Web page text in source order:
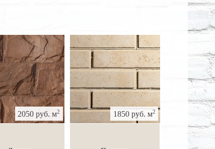
2050 руб. м2 1850 руб. м2